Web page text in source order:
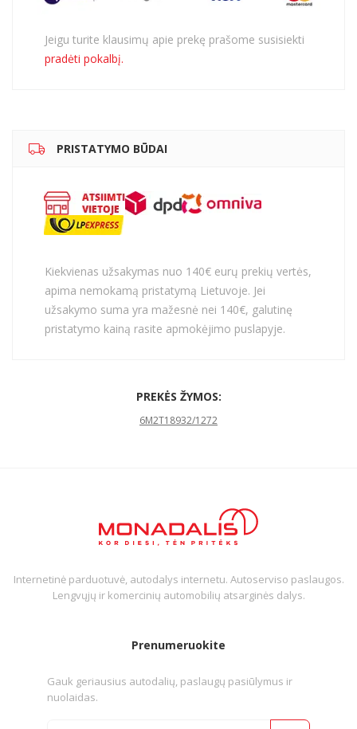
Jeigu turite klausimų apie prekę prašome susisiekti
pradėti pokalbį.
PRISTATYMO BŪDAI
Kiekvienas užsakymas nuo 140€ eurų prekių vertės,
apima nemokamą pristatymą Lietuvoje. Jei
užsakymo suma yra mažesnė nei 140€, galutinę
pristatymo kainą rasite apmokėjimo puslapyje.
PREKĖS ŽYMOS:
6M2T18932/1272
Internetinė parduotuvė, autodalys internetu. Autoserviso paslaugos.
Lengvųjų ir komercinių automobilių atsarginės dalys.
Prenumeruokite
Gauk geriausius autodalių, paslaugų pasiūlymus ir
nuolaidas.